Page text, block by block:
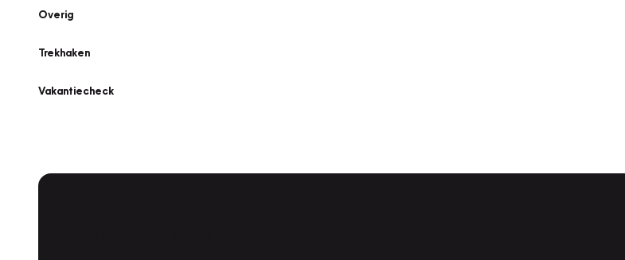
Overig
Trekhaken
Vakantiecheck